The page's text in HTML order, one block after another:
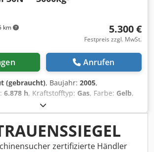
km 5.300 €
Festpreis zzgl. MwSt.
Anrufen
(gebraucht), Baujahr: 2005,
6.878 h, Kraftstofftyp: Gas, Farbe: Gelb,
Zustand: sehr gut Dedpfx
Zustand: sehr gut Wenden Sie
um weitere Informationen zu
zertifizierte Händler